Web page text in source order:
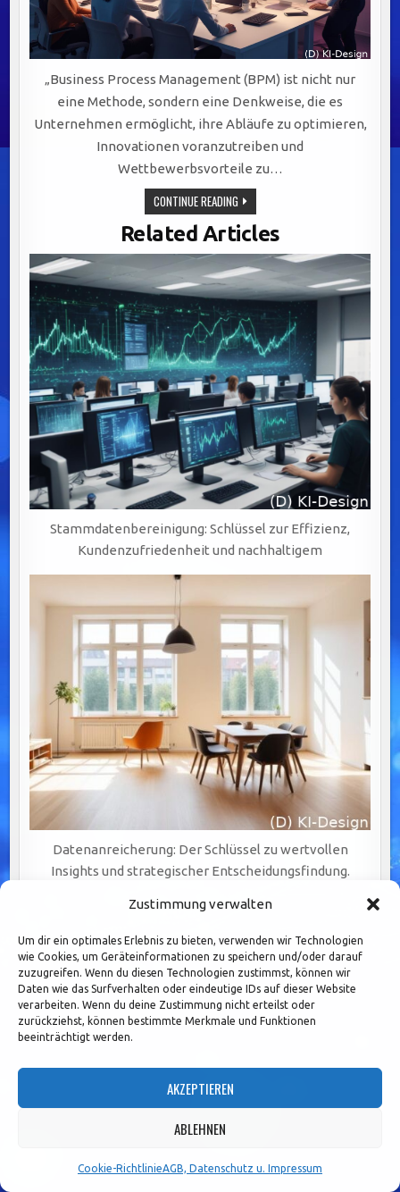
Zustimmung verwalten
Um dir ein optimales Erlebnis zu bieten, verwenden wir Technologien
wie Cookies, um Geräteinformationen zu speichern und/oder darauf
zuzugreifen. Wenn du diesen Technologien zustimmst, können wir
Daten wie das Surfverhalten oder eindeutige IDs auf dieser Website
verarbeiten. Wenn du deine Zustimmung nicht erteilst oder
zurückziehst, können bestimmte Merkmale und Funktionen
beeinträchtigt werden.
AKZEPTIEREN
ABLEHNEN
Cookie-RichtlinieAGB, Datenschutz u. Impressum
„Business Process Management (BPM) ist nicht nur
eine Methode, sondern eine Denkweise, die es
Unternehmen ermöglicht, ihre Abläufe zu optimieren,
Innovationen voranzutreiben und
Wettbewerbsvorteile zu…
CONTINUE READINGBPM:
DER
SCHLÜSSELFAKTOR
FÜR
EFFIZIENZ,
AGILITÄT
UND
NACHHALTIGEN
UNTERNEHMENSERFOLG
IN
DER
Related Articles
Stammdatenbereinigung: Schlüssel zur Effizienz,
Kundenzufriedenheit und nachhaltigem
Datenanreicherung: Der Schlüssel zu wertvollen
Insights und strategischer Entscheidungsfindung.
Nachhaltiger Unternehmenserfolg durch gründliche